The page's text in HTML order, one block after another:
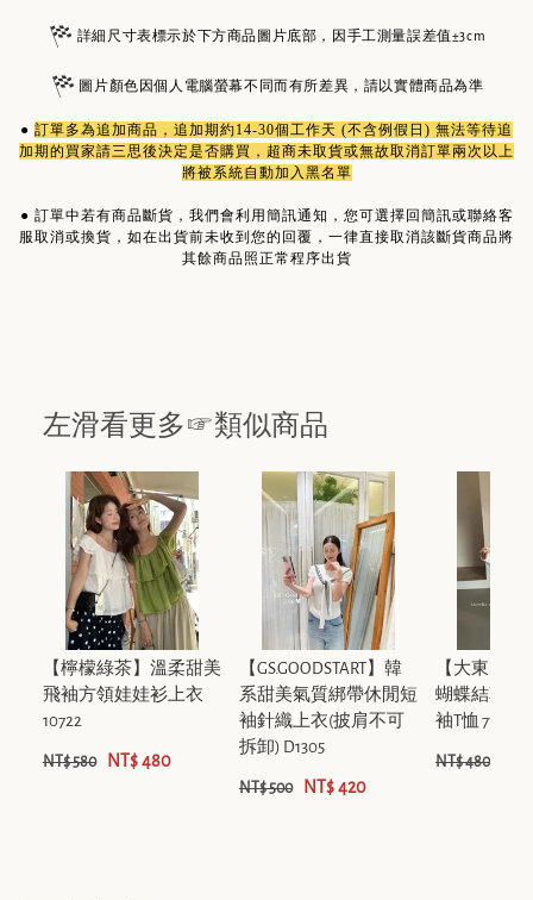
詳細尺寸表標示於下方商品圖片底部，因手工測量誤差值±3cm
圖片顏色因個人電腦螢幕不同而有所差異，請以實體商品為準
● 訂單多為追加商品 ，追加期約14-30個工作天 (不含例假日) 無法等待追
加期的買家請三思後決定是否購買，超商未取貨或無故取消訂單兩次以上
將被系統自動加入黑名單
● 訂單中若有商品斷貨，我們會利用簡訊通知，您可選擇回簡訊或聯絡客
服取消或換貨，如在出貨前未收到您的回覆，一律直接取消該斷貨商品將
其餘商品照正常程序出貨
左滑看更多☞類似商品
【檸檬綠茶】溫柔甜美
飛袖方領娃娃衫上衣
10722
NT$ 580 NT$ 480
【GS.GOODSTART】韓
系甜美氣質綁帶休閒短
袖針織上衣(披肩不可
拆卸) D1305
NT$ 500 NT$ 420
【大東
蝴蝶結草莓
袖T恤 7762
NT$ 480